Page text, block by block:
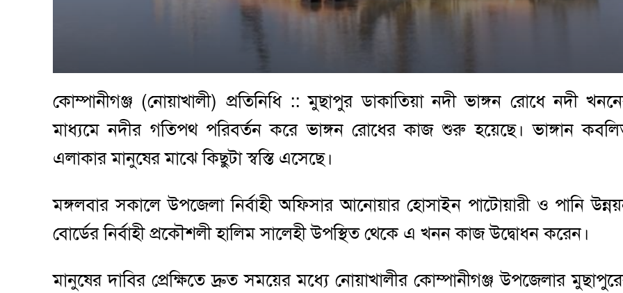
কোম্পানীগঞ্জ (নোয়াখালী) প্রতিনিধি :: মুছাপুর ডাকাতিয়া নদী ভাঙ্গন রোধে নদী
মাধ্যমে নদীর গতিপথ পরিবর্তন করে ভাঙ্গন রোধের কাজ শুরু হয়েছে। ভাঙ্গান
এলাকার মানুষের মাঝে কিছুটা স্বস্তি এসেছে।
মঙ্গলবার সকালে উপজেলা নির্বাহী অফিসার আনোয়ার হোসাইন পাটোয়ারী ও পানি
বোর্ডের নির্বাহী প্রকৌশলী হালিম সালেহী উপস্থিত থেকে এ খনন কাজ উদ্বোধন করেন।
মানুষের দাবির প্রেক্ষিতে দ্রুত সময়ের মধ্যে নোয়াখালীর কোম্পানীগঞ্জ উপজেলার